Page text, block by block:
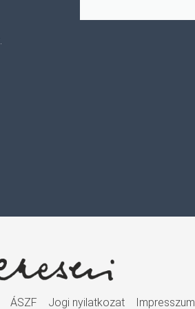
ÁSZF Jogi nyilatkozat Impresszum